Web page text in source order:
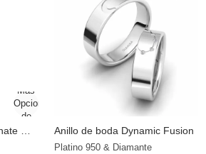
Anillo de boda Dynamic Fusion
Platino 950 & Diamante